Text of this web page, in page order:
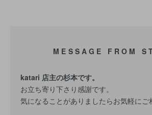
MESSAGE FROM
katari 店主の杉本です。
お立ち寄り下さり感謝です。
気になることがありましたらお気軽にご